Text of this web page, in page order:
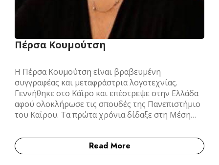
Πέρσα Κουμούτση
Η Πέρσα Κουμούτση είναι βραβευμένη
συγγραφέας και μεταφράστρια λογοτεχνίας.
Γεννήθηκε στο Κάϊρο και επέστρεψε στην Ελλάδα
αφού ολοκλήρωσε τις σπουδές της Πανεπιστήμιο
του Καΐρου. Τα πρώτα χρόνια δίδαξε στη Μέση…
Read More